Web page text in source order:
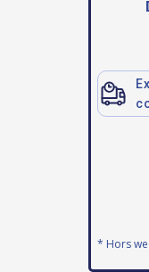
* Hors